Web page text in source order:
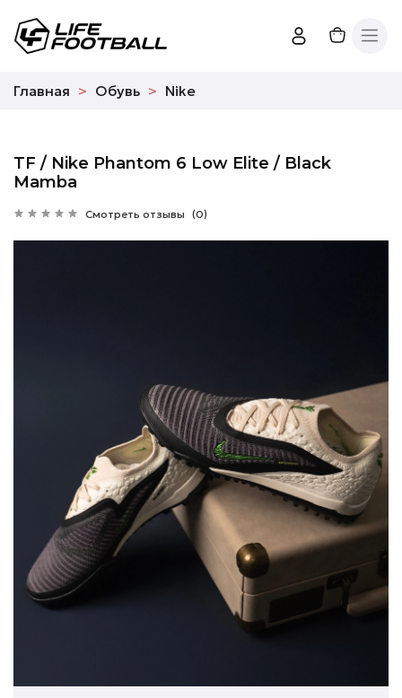
Главная Обувь Nike
TF / Nike Phantom 6 Low Elite / Black
Mamba
Смотреть отзывы (0)